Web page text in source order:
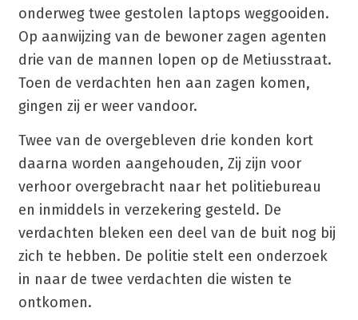
onderweg twee gestolen laptops weggooiden.
Op aanwijzing van de bewoner zagen agenten
drie van de mannen lopen op de Metiusstraat.
Toen de verdachten hen aan zagen komen,
gingen zij er weer vandoor.
Twee van de overgebleven drie konden kort
daarna worden aangehouden, Zij zijn voor
verhoor overgebracht naar het politiebureau
en inmiddels in verzekering gesteld. De
verdachten bleken een deel van de buit nog bij
zich te hebben. De politie stelt een onderzoek
in naar de twee verdachten die wisten te
ontkomen.